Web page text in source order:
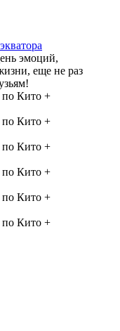
эмоций,
еще не раз
Но
Практически